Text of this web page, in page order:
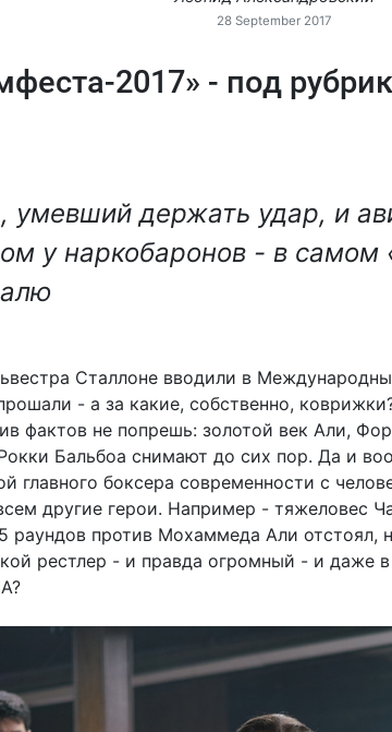
28 September 2017
2017» - под
умевший держать удар, и
у наркобаронов - в самом
Сталлоне вводили в
- а за какие, собственно,
фактов не попрешь: золотой век Али,
Бальбоа снимают до сих пор. Да и
главного боксера современности с
другие герои. Например - тяжеловес
раундов против Мохаммеда Али отстоял,
рестлер - и правда огромный - и даже